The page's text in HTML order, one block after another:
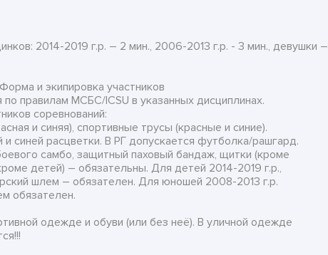
2014-2019 г.р. – 2 мин., 2006-2013 г.р. - 3 мин., девушки –
и экипировка участников
правилам МСБС/ICSU в указанных дисциплинах.
соревнований:
и синяя), спортивные трусы (красные и синие).
синей расцветки. В РГ допускается футболка/рашгард.
самбо, защитный паховый бандаж, щитки (кроме
детей) – обязательны. Для детей 2014-2019 г.р.,
шлем – обязателен. Для юношей 2008-2013 г.р.
обязателен.
одежде и обуви (или без неё). В уличной одежде